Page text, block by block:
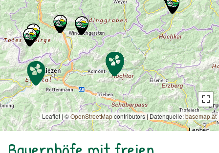
Leaflet | ©OpenStreetMapcontributors | Datenquelle:basemap.at